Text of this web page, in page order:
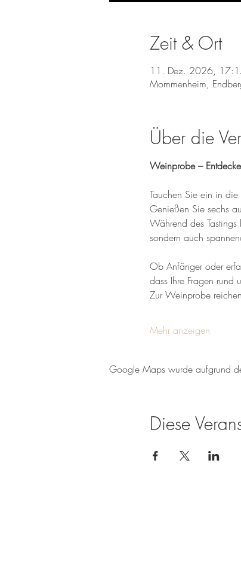
Zeit & Ort
11. Dez. 2026,
Mommenheim,
Über die
Weinprobe –
Tauchen Sie ein in
Genießen Sie sechs
Während des
sondern auch
Ob Anfänger oder
dass Ihre Fragen rund
Zur Weinprobe
Mehr anzeigen
Google Maps wurde aufgrund
Diese